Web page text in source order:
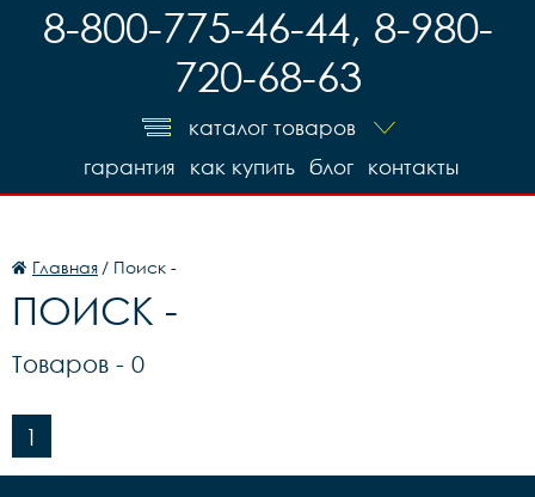
8-800-775-46-44, 8-980-
720-68-63
каталог товаров
контакты
блог
как купить
гарантия
Главная / Поиск -
ПОИСК -
Товаров - 0
1